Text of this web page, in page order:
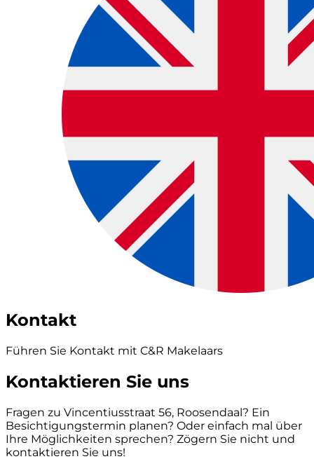
Kontakt
Führen Sie Kontakt mit C&R Makelaars
Kontaktieren Sie uns
Fragen zu Vincentiusstraat 56, Roosendaal? Ein
Besichtigungstermin planen? Oder einfach mal über
Ihre Möglichkeiten sprechen? Zögern Sie nicht und
kontaktieren Sie uns!